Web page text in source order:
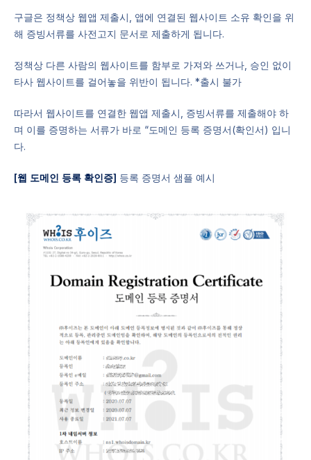
구글은 정책상 웹앱 제출시, 앱에 연결된 웹사이트 소유 확인을 위
해 증빙서류를 사전고지 문서로 제출하게 됩니다.
정책상 다른 사람의 웹사이트를 함부로 가져와 쓰거나, 승인 없이
타사 웹사이트를 걸어놓을 위반이 됩니다. *출시 불가
따라서 웹사이트를 연결한 웹앱 제출시, 증빙서류를 제출해야 하
며 이를 증명하는 서류가 바로 “도메인 등록 증명서(확인서) 입니
다.
[웹 도메인 등록 확인증] 등록 증명서 샘플 예시